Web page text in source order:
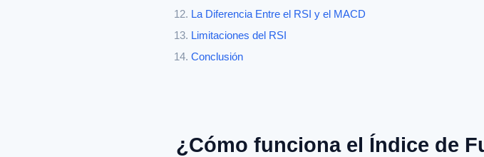
La Diferencia Entre el RSI y el MACD
Limitaciones del RSI
Conclusión
¿Cómo funciona el Índice de